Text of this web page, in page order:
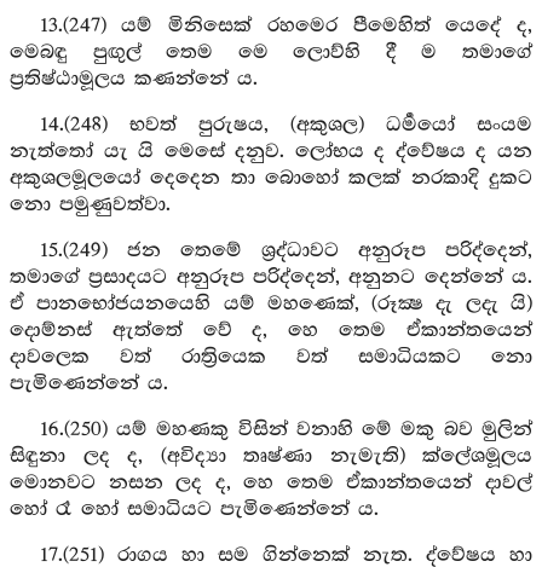
13.(247) යම් මිනිසෙක් රහමෙර පීමෙහිත් යෙදේ ද,
මෙබඳු පුඟුල් තෙම මෙ ලොව්හි දී ම තමාගේ
ප්‍රතිෂ්ඨාමූලය කණන්නේ ය.
14.(248) භවත් පුරුෂය, (අකුශල) ධර්‍මයෝ සංයම
නැත්තෝ යැ යි මෙසේ දනුව. ලෝභය ද ද්වේෂය ද යන
අකුශලමූලයෝ දෙදෙන තා බොහෝ කලක් නරකාදි දුකට
නො පමුණුවත්වා.
15.(249) ජන තෙමේ ශ්‍රද්ධාවට අනුරූප පරිද්දෙන්,
තමාගේ ප්‍රසාදයට අනුරූප පරිද්දෙන්, අනුනට දෙන්නේ ය.
ඒ පානභෝජයනයෙහි යම් මහණෙක්, (රූක්‍ෂ දැ ලදැ යි)
දොම්නස් ඇත්තේ වේ ද, හෙ තෙම ඒකාන්තයෙන්
දාවලෙක වත් රාත්‍රියෙක වත් සමාධියකට නො
පැමිණෙන්නේ ය.
16.(250) යම් මහණකු විසින් වනාහි මේ මකු බව මුලින්
සිඳුනා ලද ද, (අවිද්‍යා තෘෂ්ණා නැමැති) ක්ලේශමූලය
මොනවට නසන ලද ද, හෙ තෙම ඒකාන්තයෙන් දාවල්
හෝ රෑ හෝ සමාධියට පැමිණෙන්නේ ය.
17.(251) රාගය හා සම ගින්නෙක් නැත. ද්වේෂය හා